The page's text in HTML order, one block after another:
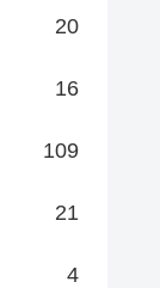
20
16
109
21
4